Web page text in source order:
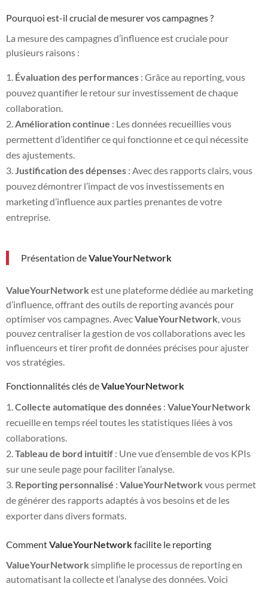
Pourquoi est-il crucial de mesurer vos campagnes ?
La mesure des campagnes d’influence est cruciale pour
plusieurs raisons :
Évaluation des performances : Grâce au reporting, vous
pouvez quantifier le retour sur investissement de chaque
collaboration.
Amélioration continue : Les données recueillies vous
permettent d’identifier ce qui fonctionne et ce qui nécessite
des ajustements.
Justification des dépenses : Avec des rapports clairs, vous
pouvez démontrer l’impact de vos investissements en
marketing d’influence aux parties prenantes de votre
entreprise.
Présentation deValueYourNetwork
ValueYourNetwork est une plateforme dédiée au marketing
d’influence, offrant des outils de reporting avancés pour
optimiser vos campagnes. AvecValueYourNetwork , vous
pouvez centraliser la gestion de vos collaborations avec les
influenceurs et tirer profit de données précises pour ajuster
vos stratégies.
Fonctionnalités clés deValueYourNetwork
Collecte automatique des données : ValueYourNetwork
recueille en temps réel toutes les statistiques liées à vos
collaborations.
Tableau de bord intuitif : Une vue d’ensemble de vos KPIs
sur une seule page pour faciliter l’analyse.
Reporting personnalisé : ValueYourNetwork vous permet
de générer des rapports adaptés à vos besoins et de les
exporter dans divers formats.
CommentValueYourNetworkfacilite le reporting
ValueYourNetwork simplifie le processus de reporting en
automatisant la collecte et l’analyse des données. Voici